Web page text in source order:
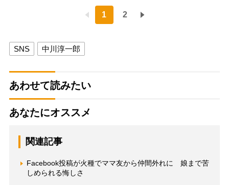
1 2
SNS 中川淳一郎
あわせて読みたい
あなたにオススメ
関連記事
Facebook投稿が火種でママ友から仲間外れに 娘まで苦
しめられる悔しさ